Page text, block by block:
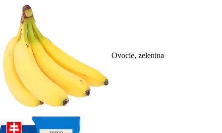
Ovocie, zelenina